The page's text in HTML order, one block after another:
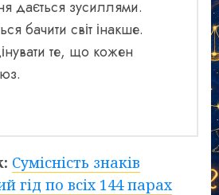
дається зусиллями.
бачити світ інакше.
те, що кожен
Сумісність знаків
гід по всіх 144 парах